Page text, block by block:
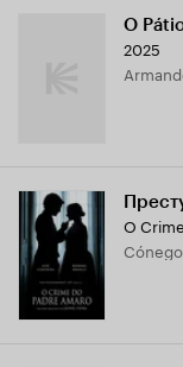
O
2025
O